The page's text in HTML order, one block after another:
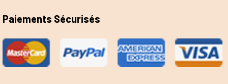
Paiements Sécurisés